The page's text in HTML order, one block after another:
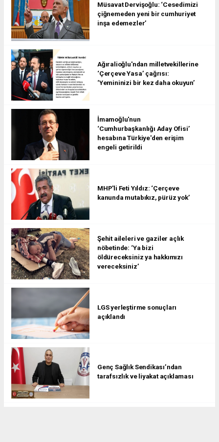
Müsavat Dervişoğlu: ‘Cesedimizi
çiğnemeden yeni bir cumhuriyet
inşa edemezler’
Ağıralioğlu'ndan milletvekillerine
‘Çerçeve Yasa’ çağrısı:
‘Yemininizi bir kez daha okuyun’
İmamoğlu'nun
‘Cumhurbaşkanlığı Aday Ofisi’
hesabına Türkiye'den erişim
engeli getirildi
MHP'li Feti Yıldız: ‘Çerçeve
kanunda mutabıkız, pürüz yok’
Şehit aileleri ve gaziler açlık
nöbetinde: ‘Ya bizi
öldüreceksiniz ya hakkımızı
vereceksiniz’
LGS yerleştirme sonuçları
açıklandı
Genç Sağlık Sendikası’ndan
tarafsızlık ve liyakat açıklaması